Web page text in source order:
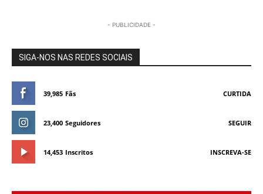
- PUBLICIDADE -
SIGA-NOS NAS REDES SOCIAIS
39,985 Fãs CURTIDA
23,400 Seguidores SEGUIR
14,453 Inscritos INSCREVA-SE